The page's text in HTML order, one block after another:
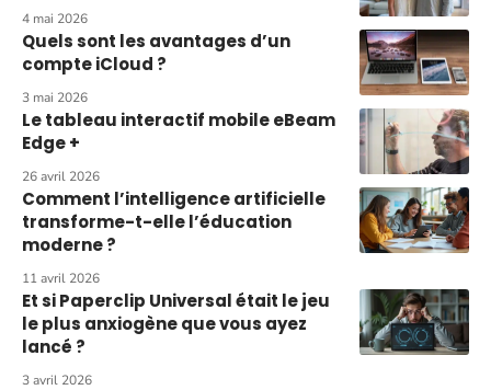
4 mai 2026
Quels sont les avantages d’un
compte iCloud ?
3 mai 2026
Le tableau interactif mobile eBeam
Edge +
26 avril 2026
Comment l’intelligence artificielle
transforme-t-elle l’éducation
moderne ?
11 avril 2026
Et si Paperclip Universal était le jeu
le plus anxiogène que vous ayez
lancé ?
3 avril 2026